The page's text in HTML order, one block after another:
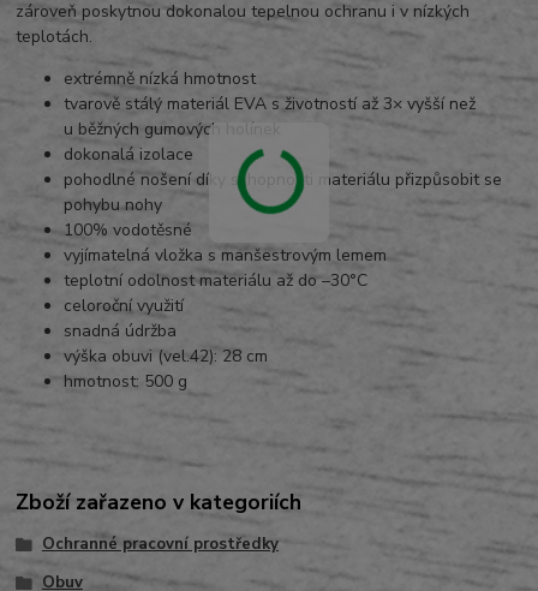
zároveň poskytnou dokonalou tepelnou ochranu i v nízkých
teplotách.
extrémně nízká hmotnost
tvarově stálý materiál EVA s životností až 3× vyšší než
u běžných gumových holínek
dokonalá izolace
pohodlné nošení díky schopnosti materiálu přizpůsobit se
pohybu nohy
100% vodotěsné
vyjímatelná vložka s manšestrovým lemem
teplotní odolnost materiálu až do –30°C
celoroční využití
snadná údržba
výška obuvi (vel.42): 28 cm
hmotnost: 500 g
Zboží zařazeno v kategoriích
Ochranné pracovní prostředky
Obuv